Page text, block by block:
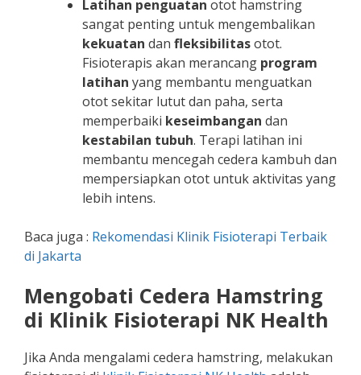
Latihan penguatan otot hamstring
sangat penting untuk mengembalikan
kekuatan dan fleksibilitasotot.
Fisioterapis akan merancang program
latihan yang membantu menguatkan
otot sekitar lutut dan paha, serta
memperbaiki keseimbangan dan
kestabilan tubuh. Terapi latihan ini
membantu mencegah cedera kambuh dan
mempersiapkan otot untuk aktivitas yang
lebih intens.
Baca juga : Rekomendasi Klinik Fisioterapi Terbaik
di Jakarta
Mengobati Cedera Hamstring
di Klinik Fisioterapi NK Health
Jika Anda mengalami cedera hamstring, melakukan